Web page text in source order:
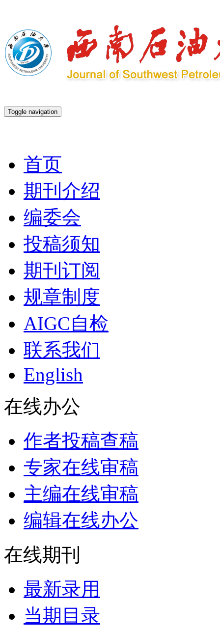
Toggle navigation
首页
期刊介绍
编委会
投稿须知
期刊订阅
规章制度
AIGC自检
联系我们
English
在线办公
作者投稿查稿
专家在线审稿
主编在线审稿
编辑在线办公
在线期刊
最新录用
当期目录